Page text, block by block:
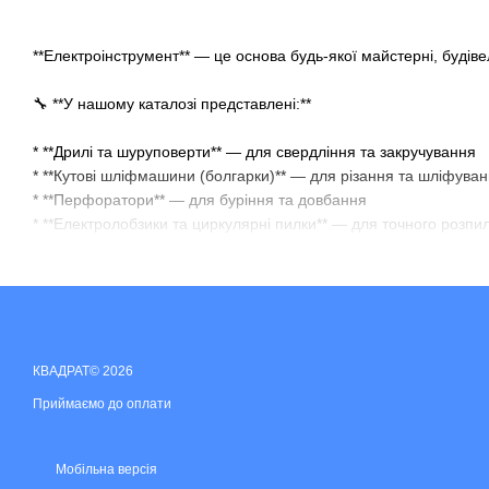
**Електроінструмент** — це основа будь-якої майстерні,
🔧 **У нашому каталозі представлені:**
* **Дрилі та шуруповерти** — для свердління та закручування
* **Кутові шліфмашини (болгарки)** — для різання та
* **Перфоратори** — для буріння та довбання
* **Електролобзики та циркулярні пилки** — для точного
* Потужність і довговічність моторів
* Гарантія від виробника та сервісне обслуговування
💼 Незалежно від того, чи ви професіонал, чи шукаєте
КВАДРАТ© 2026
Приймаємо до оплати
Мобільна версія